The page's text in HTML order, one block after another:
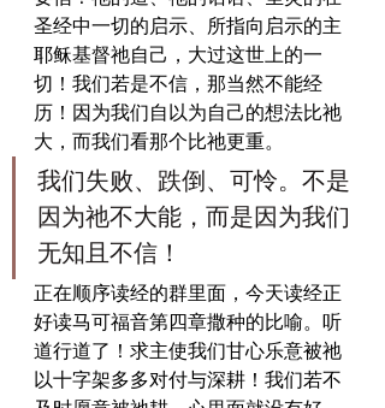
圣经中一切的启示、所指向启示的主
耶稣基督祂自己，大过这世上的一
切！我们若是不信，那当然不能经
历！因为我们自以为自己的想法比祂
大，而我们看那个比祂更重。
​我们失败、跌倒、可怜。不是
因为祂不大能，而是因为我们
无知且不信！
​正在顺序读经的群里面，今天读经正
好读马可福音第四章撒种的比喻。听
道行道了！求主使我们甘心乐意被祂
以十字架多多对付与深耕！我们若不